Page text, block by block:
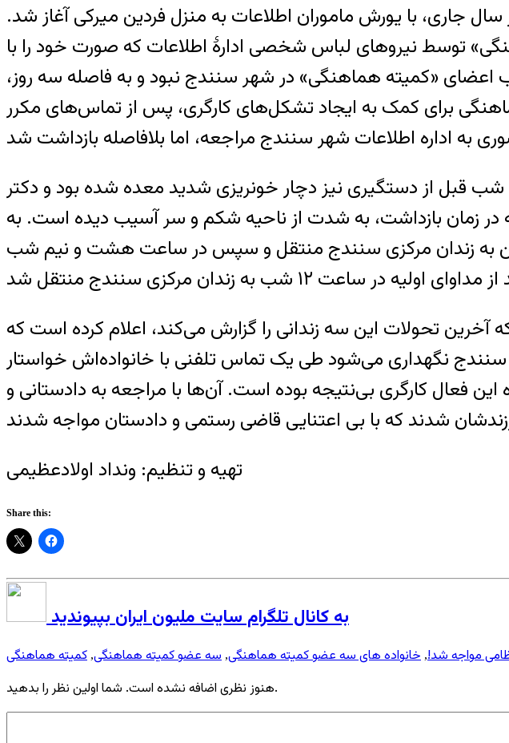
بازداشت اعضای کمیته هماهنگی در شهر سنندج، از روز شنبه ۱ آذر سال جاری، با یورش ماموران اطلاعات به منزل فردین میرکی آغاز شد.
عضو «کمیته هماهنگی» توسط نیروهای لباس شخصی ادارهٔ اطلاعات که صورت خود را با
اعضای «کمیته هماهنگی» در شهر سنندج نبود و به فاصله سه روز،
هماهنگی برای کمک به ایجاد تشکل‌های کارگری، پس از تماس‌های مکرر
شب قبل از دستگیری نیز دچار خونریزی شدید معده شده بود و دکتر
در زمان بازداشت، به شدت از ناحیه شکم و سر آسیب دیده است. به
بیهوش شده و روز جمعه ۲۱ آذر توسط مامورین به زندان مرکزی سنندج منتقل و سپس در ساعت هشت و نیم شب
تحولات این سه زندانی را گزارش می‌کند، اعلام کرده است که
سنندج نگهداری می‌شود طی یک تماس تلفنی با خانواده‌اش خواستار
فعال کارگری بی‌نتیجه بوده است. آن‌ها با مراجعه به دادستانی و
تهیه و تنظیم: ونداد اولادعظیمی
Share this:
به کانال تلگرام سایت ملیون ایران بپیوندید
مواجه شد!, خانواده های سه عضو کمیته هماهنگی, سه عضو کمیته هماهنگی, کمیته هماهنگی
هنوز نظری اضافه نشده است. شما اولین نظر را بدهید.